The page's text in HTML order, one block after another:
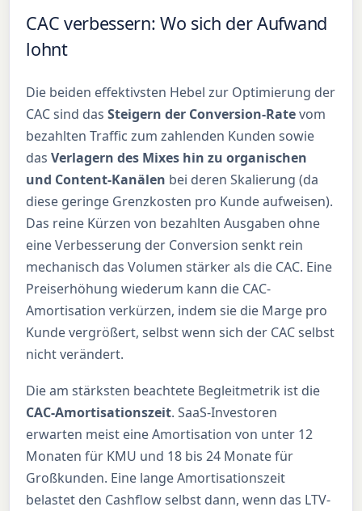
CAC verbessern: Wo sich der Aufwand
lohnt
Die beiden effektivsten Hebel zur Optimierung der
CAC sind dasSteigern der Conversion-Ratevom
bezahlten Traffic zum zahlenden Kunden sowie
dasVerlagern des Mixes hin zu organischen
und Content-Kanälen bei deren Skalierung (da
diese geringe Grenzkosten pro Kunde aufweisen).
Das reine Kürzen von bezahlten Ausgaben ohne
eine Verbesserung der Conversion senkt rein
mechanisch das Volumen stärker als die CAC. Eine
Preiserhöhung wiederum kann die CAC-
Amortisation verkürzen, indem sie die Marge pro
Kunde vergrößert, selbst wenn sich der CAC selbst
nicht verändert.
Die am stärksten beachtete Begleitmetrik ist die
CAC-Amortisationszeit. SaaS-Investoren
erwarten meist eine Amortisation von unter 12
Monaten für KMU und 18 bis 24 Monate für
Großkunden. Eine lange Amortisationszeit
belastet den Cashflow selbst dann, wenn das LTV-